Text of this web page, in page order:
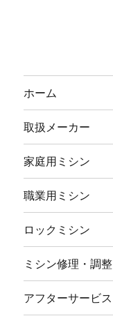
ホーム
取扱メーカー
家庭用ミシン
職業用ミシン
ロックミシン
ミシン修理・調整
アフターサービス